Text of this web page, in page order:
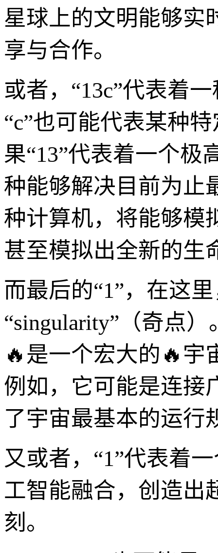
星球上的文明能够实
享与合作。
或者，“13c”代表着
“c”也可能代表某种
果“13”代表着一个极
种能够解决目前为止
种计算机，将能够模
甚至模拟出全新的生
而最后的“1”，在这
“singularity”（奇点
🔥是一个宏大的🔥宇
例如，它可能是连接
了宇宙最基本的运行
又或者，“1”代表着
工智能融合，创造出
刻。